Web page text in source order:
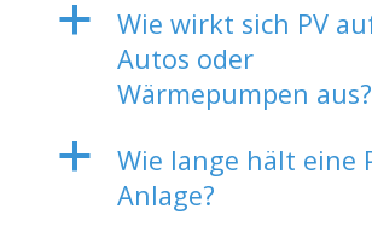
a
Wie wirkt sich PV
Autos oder
Wärmepumpen aus?
a
Wie lange hält eine
Anlage?